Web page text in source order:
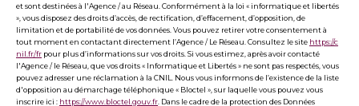
et sont destinées à l'Agence / au Réseau. Conformément à la loi « informatique et libertés
», vous disposez des droits d’accès, de rectification, d’effacement, d’opposition, de
limitation et de portabilité de vos données. Vous pouvez retirer votre consentement à
tout moment en contactant directement l’Agence / Le Réseau. Consultez le site https://c
nil.fr/fr pour plus d’informations sur vos droits. Si vous estimez, après avoir contacté
l'Agence / le Réseau, que vos droits « Informatique et Libertés » ne sont pas respectés, vous
pouvez adresser une réclamation à la CNIL. Nous vous informons de l’existence de la liste
d'opposition au démarchage téléphonique « Bloctel », sur laquelle vous pouvez vous
inscrire ici : https://www.bloctel.gouv.fr. Dans le cadre de la protection des Données